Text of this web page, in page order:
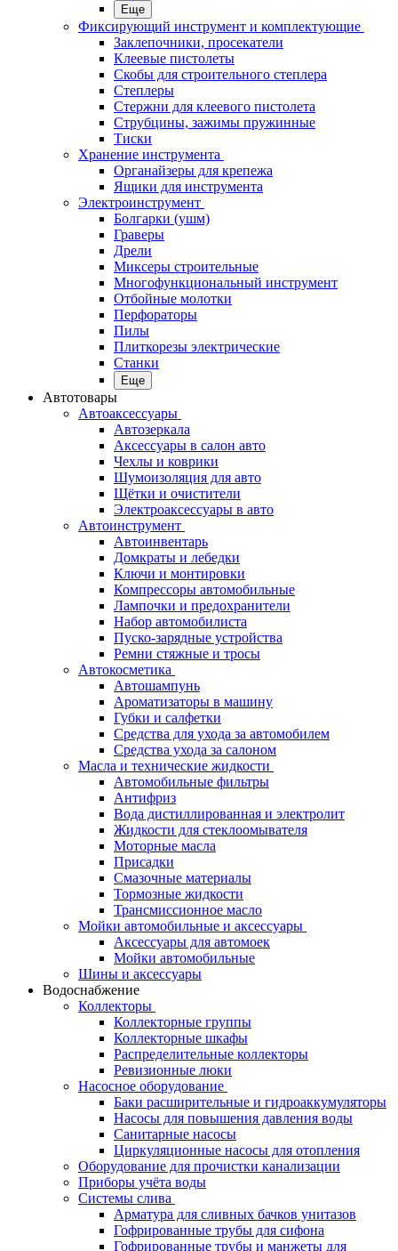
Еще
Фиксирующий инструмент и комплектующие
Заклепочники, просекатели
Клеевые пистолеты
Скобы для строительного степлера
Степлеры
Стержни для клеевого пистолета
Струбцины, зажимы пружинные
Тиски
Хранение инструмента
Органайзеры для крепежа
Ящики для инструмента
Электроинструмент
Болгарки (ушм)
Граверы
Дрели
Миксеры строительные
Многофункциональный инструмент
Отбойные молотки
Перфораторы
Пилы
Плиткорезы электрические
Станки
Еще
Автотовары
Автоаксессуары
Автозеркала
Аксессуары в салон авто
Чехлы и коврики
Шумоизоляция для авто
Щётки и очистители
Электроаксессуары в авто
Автоинструмент
Автоинвентарь
Домкраты и лебедки
Ключи и монтировки
Компрессоры автомобильные
Лампочки и предохранители
Набор автомобилиста
Пуско-зарядные устройства
Ремни стяжные и тросы
Автокосметика
Автошампунь
Ароматизаторы в машину
Губки и салфетки
Средства для ухода за автомобилем
Средства ухода за салоном
Масла и технические жидкости
Автомобильные фильтры
Антифриз
Вода дистиллированная и электролит
Жидкости для стеклоомывателя
Моторные масла
Присадки
Смазочные материалы
Тормозные жидкости
Трансмиссионное масло
Мойки автомобильные и аксессуары
Аксессуары для автомоек
Мойки автомобильные
Шины и аксессуары
Водоснабжение
Коллекторы
Коллекторные группы
Коллекторные шкафы
Распределительные коллекторы
Ревизионные люки
Насосное оборудование
Баки расширительные и гидроаккумуляторы
Насосы для повышения давления воды
Санитарные насосы
Циркуляционные насосы для отопления
Оборудование для прочистки канализации
Приборы учёта воды
Системы слива
Арматура для сливных бачков унитазов
Гофрированные трубы для сифона
Гофрированные трубы и манжеты для